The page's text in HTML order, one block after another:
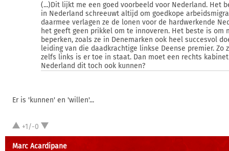
(...)Dit lijkt me een goed voorbeeld voor Nederland. Het
in Nederland schreeuwt altijd om goedkope
daarmee verlagen ze de lonen voor de hardwerkende
het geeft geen prikkel om te innoveren. Het beste is om
beperken, zoals ze in Denemarken ook heel succesvol
leiding van die daadkrachtige linkse Deense premier. Zo
zelfs links is er toe in staat. Dan moet een rechts
Nederland dit toch ook kunnen?
Er is 'kunnen' en 'willen'...
+1/-0
Marc Acardipane